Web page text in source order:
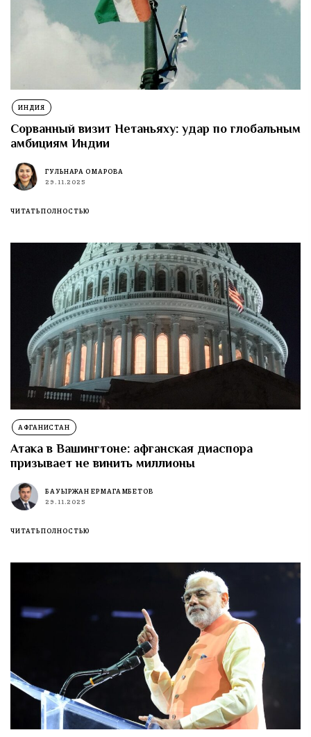
ИНДИЯ
Сорванный визит Нетаньяху: удар по глобальным
амбициям Индии
ГУЛЬНАРА ОМАРОВА
29.11.2025
ЧИТАТЬ ПОЛНОСТЬЮ
АФГАНИСТАН
Атака в Вашингтоне: афганская диаспора
призывает не винить миллионы
БАУЫРЖАН ЕРМАГАМБЕТОВ
29.11.2025
ЧИТАТЬ ПОЛНОСТЬЮ